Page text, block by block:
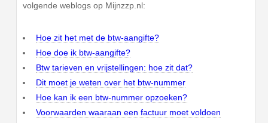
volgende weblogs op Mijnzzp.nl:
Hoe zit het met de btw-aangifte?
Hoe doe ik btw-aangifte?
Btw tarieven en vrijstellingen: hoe zit dat?
Dit moet je weten over het btw-nummer
Hoe kan ik een btw-nummer opzoeken?
Voorwaarden waaraan een factuur moet voldoen